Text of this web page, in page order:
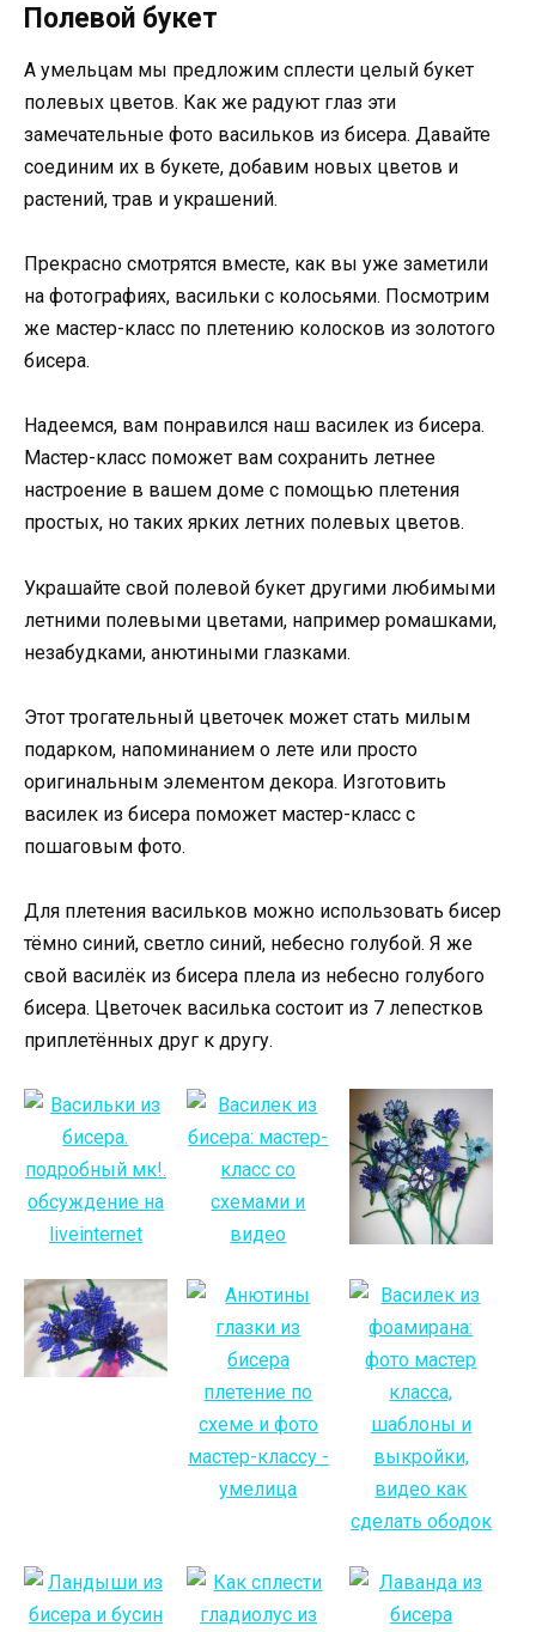
Полевой букет
А умельцам мы предложим сплести целый букет
полевых цветов. Как же радуют глаз эти
замечательные фото васильков из бисера. Давайте
соединим их в букете, добавим новых цветов и
растений, трав и украшений.
Прекрасно смотрятся вместе, как вы уже заметили
на фотографиях, васильки с колосьями. Посмотрим
же мастер-класс по плетению колосков из золотого
бисера.
Надеемся, вам понравился наш василек из бисера.
Мастер-класс поможет вам сохранить летнее
настроение в вашем доме с помощью плетения
простых, но таких ярких летних полевых цветов.
Украшайте свой полевой букет другими любимыми
летними полевыми цветами, например ромашками,
незабудками, анютиными глазками.
Этот трогательный цветочек может стать милым
подарком, напоминанием о лете или просто
оригинальным элементом декора. Изготовить
василек из бисера поможет мастер-класс с
пошаговым фото.
Для плетения васильков можно использовать бисер
тёмно синий, светло синий, небесно голубой. Я же
свой василёк из бисера плела из небесно голубого
бисера. Цветочек василька состоит из 7 лепестков
приплетённых друг к другу.